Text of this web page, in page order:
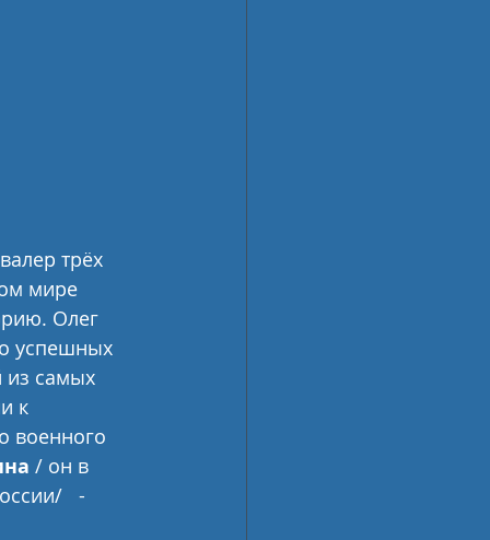
трёх
мире
Олег
успешных
из самых
к
военного
/ он в
-